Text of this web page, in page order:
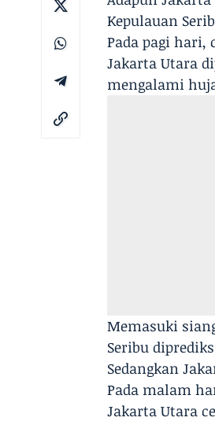
Kepulauan
Pada pagi hari,
Jakarta Utara
mengalami
Memasuki
Seribu
Sedangkan
Pada malam
Jakarta Utara